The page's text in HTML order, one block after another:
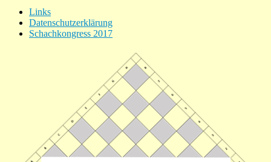
Links
Datenschutzerklärung
Schachkongress 2017